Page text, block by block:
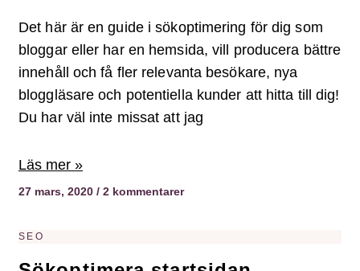
Det här är en guide i sökoptimering för dig som
bloggar eller har en hemsida, vill producera bättre
innehåll och få fler relevanta besökare, nya
bloggläsare och potentiella kunder att hitta till dig!
Du har väl inte missat att jag
Läs mer »
27 mars, 2020 2 kommentarer
SEO